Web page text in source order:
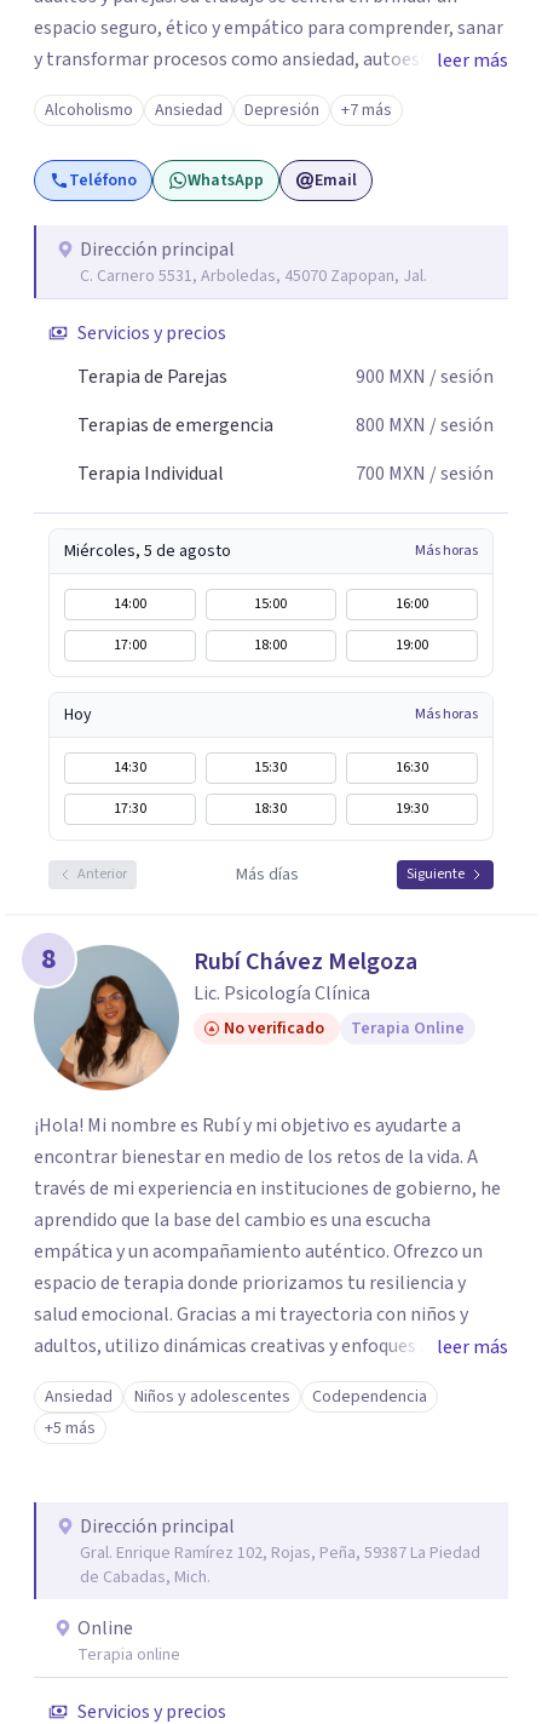
espacio seguro, ético y empático para comprender, sanar
y transformar procesos como ansiedad, autoestima,
duelos, conflictos familiares y crisis personales.
Acompaña desde una mirada humana e integral,
favoreciendo el autoconocimiento, la regulación
emocional y el equilibrio interno. 💖 💕 💫 🔥 🌹 Como
consciente, saludable y respetuosa. Acompaña procesos
relacionados con identidad sexual, educación sexual,
sanación de la historia sexual personal. Su enfoque
integra cuerpo, emociones y conciencia, promoviendo
con el bienestar emocional. ✨ “Acompaño el alma a
sanar, recordando el equilibrio entre mente, cuerpo,
consciente.” 💫
leer más
Alcoholismo Ansiedad Depresión +7 más
Teléfono WhatsApp Email
Dirección principal
C. Carnero 5531, Arboledas, 45070 Zapopan, Jal.
Servicios y precios
Terapia de Parejas
900 MXN / sesión
Terapias de emergencia
800 MXN / sesión
Terapia Individual
700 MXN / sesión
Miércoles, 5 de agosto Más horas
14:00 15:00
16:00
17:00
18:00 19:00
Hoy Más horas
14:30 15:30
16:30
17:30
18:30 19:30
Anterior Más días Siguiente
8 Rubí Chávez Melgoza
Lic. Psicología Clínica
No verificado Terapia Online
¡Hola! Mi nombre es Rubí y mi objetivo es ayudarte a
encontrar bienestar en medio de los retos de la vida. A
través de mi experiencia en instituciones de gobierno, he
aprendido que la base del cambio es una escucha
empática y un acompañamiento auténtico. ​Ofrezco un
espacio de terapia donde priorizamos tu resiliencia y
salud emocional. Gracias a mi trayectoria con niños y
adultos, utilizo dinámicas creativas y enfoques adaptados
a tus necesidades específicas. Estoy aquí para escucharte
y brindarte las herramientas necesarias para fortalecer
tu paz mental.
leer más
Ansiedad Niños y adolescentes
Codependencia
+5 más
Dirección principal
Gral. Enrique Ramírez 102, Rojas, Peña, 59387 La Piedad
de Cabadas, Mich.
Online
Terapia online
Servicios y precios